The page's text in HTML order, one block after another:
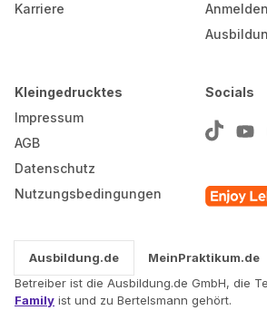
Karriere
Anmelden
Kleingedrucktes
Impressum
AGB
Datenschutz
Nutzungsbedingungen
Socials
Ausbildung.de MeinPraktikum.de
Betreiber ist die Ausbildung.de GmbH, die
Family ist und zu Bertelsmann gehört.